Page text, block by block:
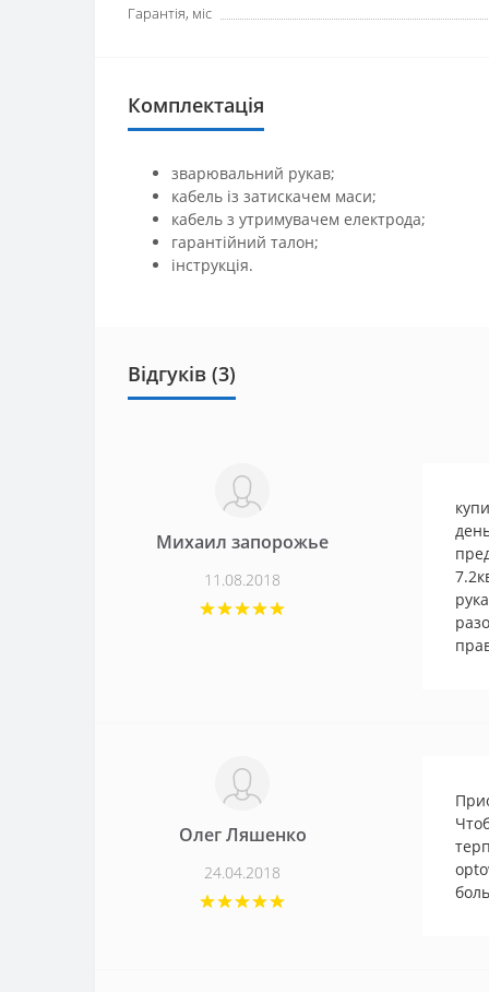
Гарантія, міс
Комплектація
зварювальний рукав;
кабель із затискачем маси;
кабель з утримувачем електрода;
гарантійний талон;
інструкція.
Відгуків (3)
Михаил запорожье
11.08.2018
Олег Ляшенко
24.04.2018